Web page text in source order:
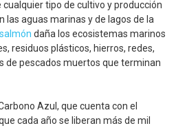
tipo de cultivo y producción
las aguas marinas y de lagos de la
salmón daña los ecosistemas marinos
residuos plásticos, hierros, redes,
de pescados muertos que terminan
Azul, que cuenta con el
cada año se liberan más de mil